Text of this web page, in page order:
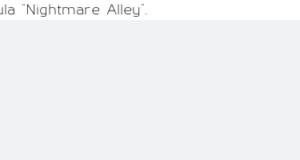
"Nightmare Alley".